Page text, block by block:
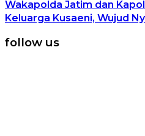
Wakapolda Jatim dan
Keluarga Kusaeni, Wujud
follow us